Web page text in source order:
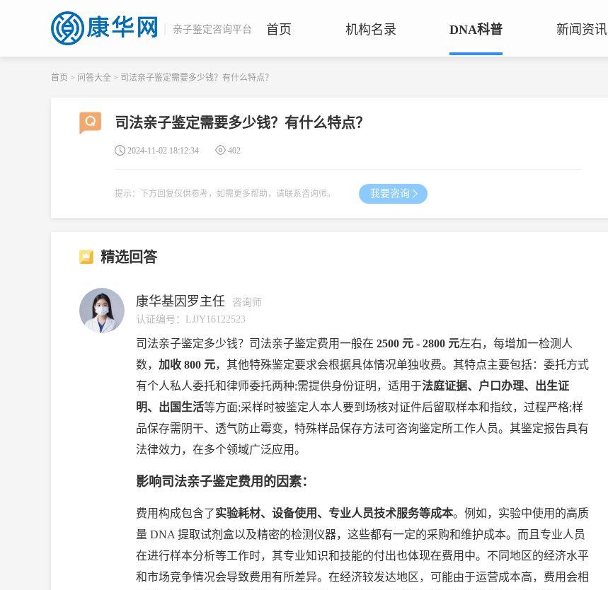
亲子鉴定咨询平台 首页 机构名录 DNA科普 新闻资讯
首页 > 问答大全 > 司法亲子鉴定需要多少钱？有什么特点？
司法亲子鉴定需要多少钱？有什么特点？
2024-11-02 18:12:34 402
提示：下方回复仅供参考，如需更多帮助，请联系咨询师。 我要咨询
精选回答
康华基因罗主任
咨询师
认证编号：
LJJY16122523
司法亲子鉴定多少钱？司法亲子鉴定费用一般在 2500 元 - 2800 元左右，每增加一检测人
数， 加收 800 元，其他特殊鉴定要求会根据具体情况单独收费。其特点主要包括：委托方式
有个人私人委托和律师委托两种;需提供身份证明，适用于法庭证据、户口办理、出生证
明、出国生活等方面;采样时被鉴定人本人要到场核对证件后留取样本和指纹，过程严格;样
品保存需阴干、透气防止霉变，特殊样品保存方法可咨询鉴定所工作人员。其鉴定报告具有
法律效力，在多个领域广泛应用。
影响司法亲子鉴定费用的因素：
费用构成包含了实验耗材、设备使用、专业人员技术服务等成本。例如，实验中使用的高质
量 DNA 提取试剂盒以及精密的检测仪器，这些都有一定的采购和维护成本。而且专业人员
在进行样本分析等工作时，其专业知识和技能的付出也体现在费用中。不同地区的经济水平
和市场竞争情况会导致费用有所差异。在经济较发达地区，可能由于运营成本高，费用会相